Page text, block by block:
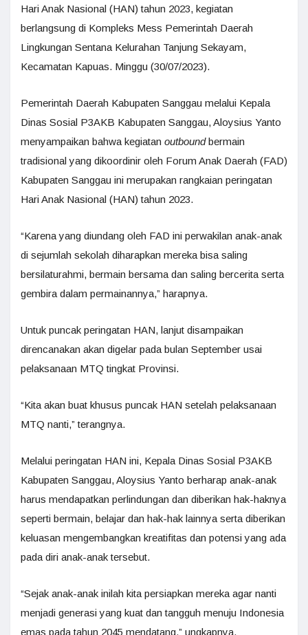
Hari Anak Nasional (HAN) tahun 2023, kegiatan
berlangsung di Kompleks Mess Pemerintah Daerah
Lingkungan Sentana Kelurahan Tanjung Sekayam,
Kecamatan Kapuas. Minggu (30/07/2023).
Pemerintah Daerah Kabupaten Sanggau melalui Kepala
Dinas Sosial P3AKB Kabupaten Sanggau, Aloysius Yanto
menyampaikan bahwa kegiatan outboundbermain
tradisional yang dikoordinir oleh Forum Anak Daerah (FAD)
Kabupaten Sanggau ini merupakan rangkaian peringatan
Hari Anak Nasional (HAN) tahun 2023.
“Karena yang diundang oleh FAD ini perwakilan anak-anak
di sejumlah sekolah diharapkan mereka bisa saling
bersilaturahmi, bermain bersama dan saling bercerita serta
gembira dalam permainannya,” harapnya.
Untuk puncak peringatan HAN, lanjut disampaikan
direncanakan akan digelar pada bulan September usai
pelaksanaan MTQ tingkat Provinsi.
“Kita akan buat khusus puncak HAN setelah pelaksanaan
MTQ nanti,” terangnya.
Melalui peringatan HAN ini, Kepala Dinas Sosial P3AKB
Kabupaten Sanggau, Aloysius Yanto berharap anak-anak
harus mendapatkan perlindungan dan diberikan hak-haknya
seperti bermain, belajar dan hak-hak lainnya serta diberikan
keluasan mengembangkan kreatifitas dan potensi yang ada
pada diri anak-anak tersebut.
“Sejak anak-anak inilah kita persiapkan mereka agar nanti
menjadi generasi yang kuat dan tangguh menuju Indonesia
emas pada tahun 2045 mendatang,” ungkapnya.